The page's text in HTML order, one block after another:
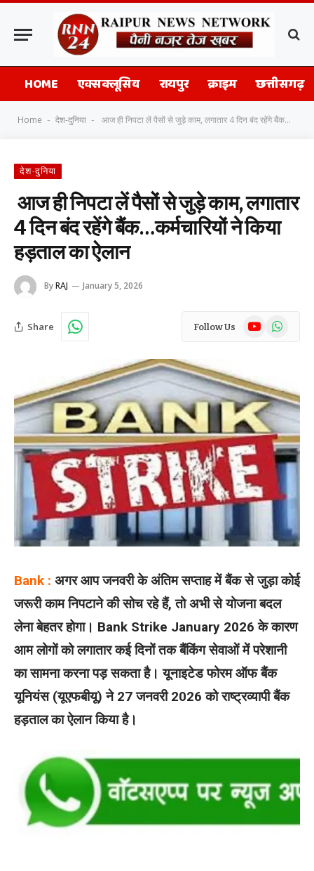
HOME एक्सक्लूसिव रायपुर क्राइम छत्तीसगढ़
Home - देश-दुनिया - आज ही निपटा लें पैसों से जुड़े काम, लगातार 4 दिन बंद रहेंगे बैंक…कर्मचारियों ने किया हड़ताल का ऐलान
देश-दुनिया
आज ही निपटा लें पैसों से जुड़े काम, लगातार
4 दिन बंद रहेंगे बैंक…कर्मचारियों ने किया
हड़ताल का ऐलान
ByRAJ January 5, 2026
Share Follow Us YouTubeWhatsApp
Bank : अगर आप जनवरी के अंतिम सप्ताह में बैंक से जुड़ा कोई
जरूरी काम निपटाने की सोच रहे हैं, तो अभी से योजना बदल
लेना बेहतर होगा। Bank Strike January 2026 के कारण
आम लोगों को लगातार कई दिनों तक बैंकिंग सेवाओं में परेशानी
का सामना करना पड़ सकता है। यूनाइटेड फोरम ऑफ बैंक
यूनियंस (यूएफबीयू) ने 27 जनवरी 2026 को राष्ट्रव्यापी बैंक
हड़ताल का ऐलान किया है।